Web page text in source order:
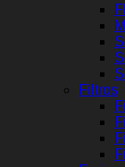
Filtros